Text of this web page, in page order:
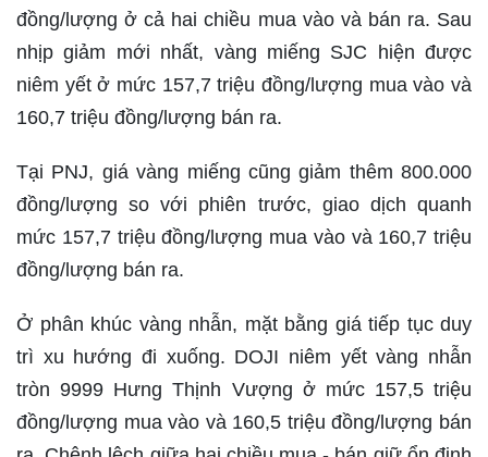
đồng/lượng ở cả hai chiều mua vào và bán ra. Sau
nhịp giảm mới nhất, vàng miếng SJC hiện được
niêm yết ở mức 157,7 triệu đồng/lượng mua vào và
160,7 triệu đồng/lượng bán ra.
Tại PNJ, giá vàng miếng cũng giảm thêm 800.000
đồng/lượng so với phiên trước, giao dịch quanh
mức 157,7 triệu đồng/lượng mua vào và 160,7 triệu
đồng/lượng bán ra.
Ở phân khúc vàng nhẫn, mặt bằng giá tiếp tục duy
trì xu hướng đi xuống. DOJI niêm yết vàng nhẫn
tròn 9999 Hưng Thịnh Vượng ở mức 157,5 triệu
đồng/lượng mua vào và 160,5 triệu đồng/lượng bán